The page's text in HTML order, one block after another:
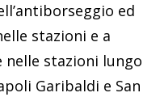
ed
stazioni e a
stazioni lungo
Garibaldi e San